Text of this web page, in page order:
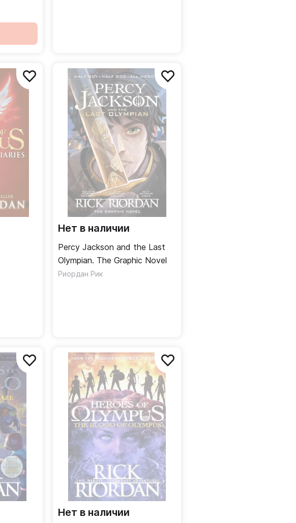
Нет в наличии
Percy Jackson and the Last
Olympian. The Graphic Novel
Риордан Рик
Нет в наличии